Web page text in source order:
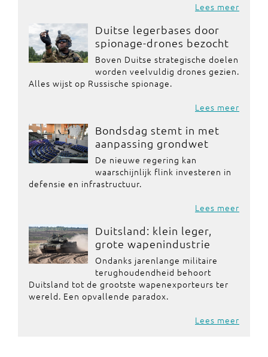
Lees meer
Duitse legerbases door
spionage-drones bezocht
Boven Duitse strategische doelen
worden veelvuldig drones gezien.
Alles wijst op Russische spionage.
Lees meer
Bondsdag stemt in met
aanpassing grondwet
De nieuwe regering kan
waarschijnlijk flink investeren in
defensie en infrastructuur.
Lees meer
Duitsland: klein leger,
grote wapenindustrie
Ondanks jarenlange militaire
terughoudendheid behoort
Duitsland tot de grootste wapenexporteurs ter
wereld. Een opvallende paradox.
Lees meer